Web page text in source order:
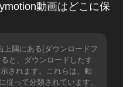
動画はどこに保
上隅にある[ダウンロードフ
と、ダウンロードしたす
されます。これらは、動
従って分類されています。